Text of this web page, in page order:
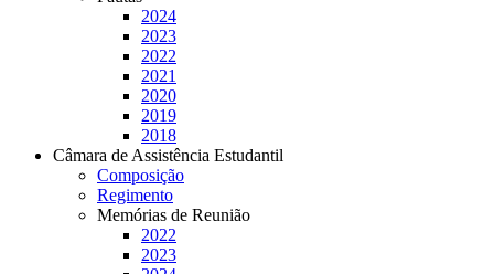
2024
2023
2022
2021
2020
2019
2018
Câmara de Assistência Estudantil
Composição
Regimento
Memórias de Reunião
2022
2023